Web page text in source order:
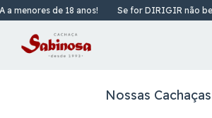
de 18 anos! Se for DIRIGIR não beba.
Nossas Cachaças